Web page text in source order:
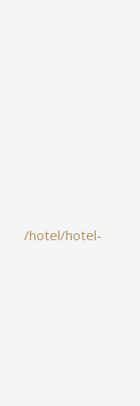
/hotel/hotel-